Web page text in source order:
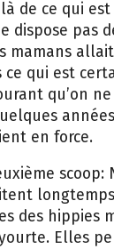
de ce qui
dispose pas
mamans
ce qui est
qu’on
en force.
scoop:
des hippies
Elles